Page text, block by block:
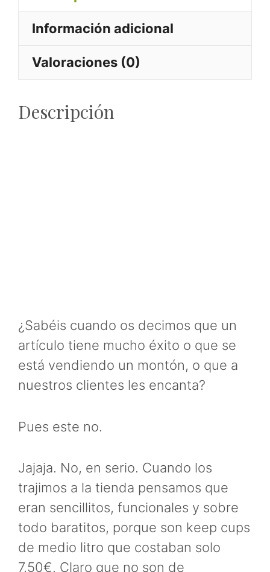
un
viaje
increíble"
cantidad
Información adicional
Valoraciones (0)
Descripción
¿Sabéis cuando os decimos que un
artículo tiene mucho éxito o que se
está vendiendo un montón, o que a
nuestros clientes les encanta?
Pues este no.
Jajaja. No, en serio. Cuando los
trajimos a la tienda pensamos que
eran sencillitos, funcionales y sobre
todo baratitos, porque son keep cups
de medio litro que costaban solo
7,50€. Claro que no son de